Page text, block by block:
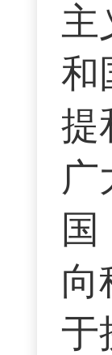
主
和
提
广
向
于